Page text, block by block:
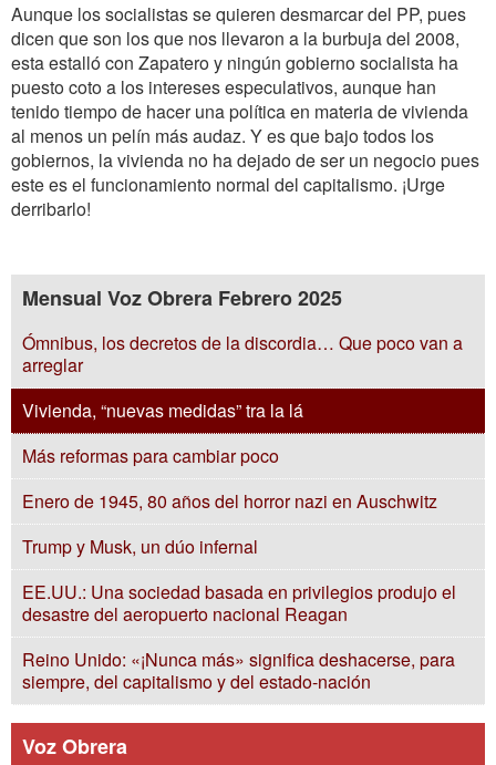
Aunque los socialistas se quieren desmarcar del PP, pues
dicen que son los que nos llevaron a la burbuja del 2008,
esta estalló con Zapatero y ningún gobierno socialista ha
puesto coto a los intereses especulativos, aunque han
tenido tiempo de hacer una política en materia de vivienda
al menos un pelín más audaz. Y es que bajo todos los
gobiernos, la vivienda no ha dejado de ser un negocio pues
este es el funcionamiento normal del capitalismo. ¡Urge
derribarlo!
Mensual Voz Obrera Febrero 2025
Ómnibus, los decretos de la discordia… Que poco van a
arreglar
Vivienda, “nuevas medidas” tra la lá
Más reformas para cambiar poco
Enero de 1945, 80 años del horror nazi en Auschwitz
Trump y Musk, un dúo infernal
EE.UU.: Una sociedad basada en privilegios produjo el
desastre del aeropuerto nacional Reagan
Reino Unido: «¡Nunca más» significa deshacerse, para
siempre, del capitalismo y del estado-nación
Voz Obrera